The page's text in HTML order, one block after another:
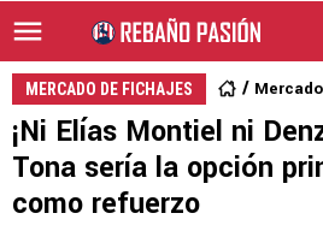
MERCADO DE FICHAJES
¡Ni Elías Montiel ni
Tona sería la opción
como refuerzo